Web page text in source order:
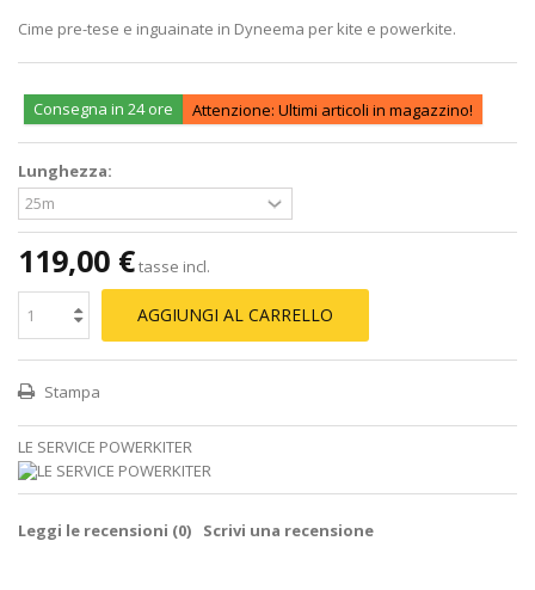
Cime pre-tese e inguainate in Dyneema per kite e powerkite.
Consegna in 24 ore Attenzione: Ultimi articoli in magazzino!
Lunghezza:
119,00 €tasse incl.
AGGIUNGI AL CARRELLO
Stampa
LE SERVICE POWERKITER
Leggi le recensioni (0) Scrivi una recensione